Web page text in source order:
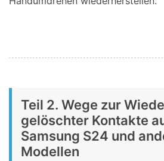
Teil 2. Wege zur
gelöschter Kontakte
Samsung S24 und
Modellen